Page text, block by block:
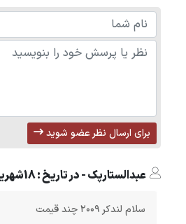
برای ارسال نظر عضو شوید
عبدالستارپک - در تاریخ : 18شهریور1404
سلام لندکر ۲۰۰۹ چند قیمت